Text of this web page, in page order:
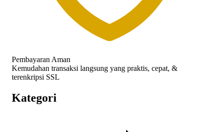
Pembayaran Aman
Kemudahan transaksi langsung yang praktis, cepat, &
terenkripsi SSL
Kategori